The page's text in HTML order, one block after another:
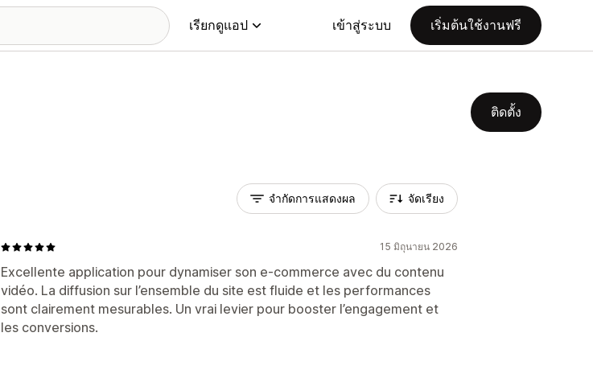
เรียกดูแอป เข้าสู่ระบบ เริ่มต้นใช้งานฟรี
ติดตั้ง
จำกัดการแสดงผล จัดเรียง
15 มิถุนายน 2026
Excellente application pour dynamiser son e-commerce avec du contenu
vidéo. La diffusion sur l’ensemble du site est fluide et les performances
sont clairement mesurables. Un vrai levier pour booster l’engagement et
les conversions.